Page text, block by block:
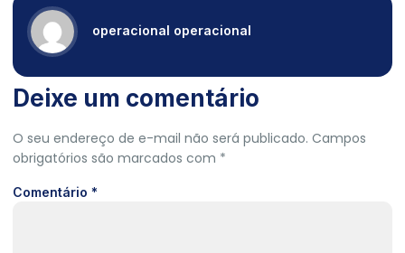
operacional operacional
Deixe um comentário
O seu endereço de e-mail não será publicado. Campos
obrigatórios são marcados com *
Comentário *